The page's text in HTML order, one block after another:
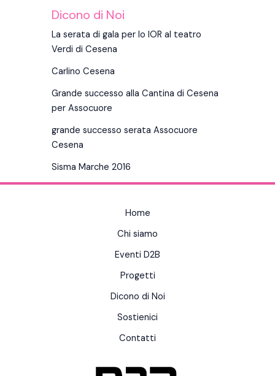
Dicono di Noi
La serata di gala per lo IOR al teatro
Verdi di Cesena
Carlino Cesena
Grande successo alla Cantina di Cesena
per Assocuore
grande successo serata Assocuore
Cesena
Sisma Marche 2016
Home
Chi siamo
Eventi D2B
Progetti
Dicono di Noi
Sostienici
Contatti